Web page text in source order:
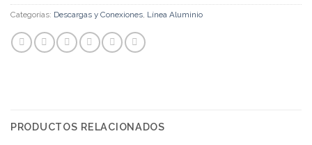
Categorías: Descargas y Conexiones Línea Aluminio
PRODUCTOS RELACIONADOS